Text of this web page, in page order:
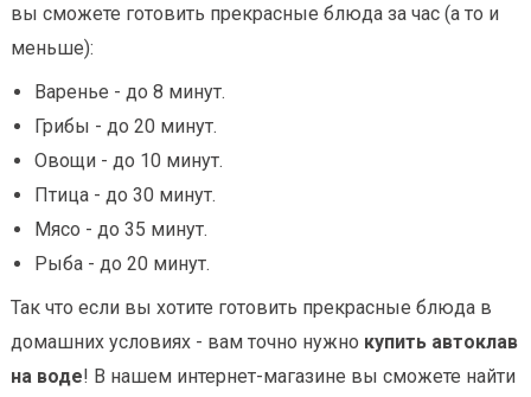
вы сможете готовить прекрасные блюда за час (а то и
меньше):
Варенье - до 8 минут.
Грибы - до 20 минут.
Овощи - до 10 минут.
Птица - до 30 минут.
Мясо - до 35 минут.
Рыба - до 20 минут.
Так что если вы хотите готовить прекрасные блюда в
домашних условиях - вам точно нужно купить автоклав
на воде! В нашем интернет-магазине вы сможете найти